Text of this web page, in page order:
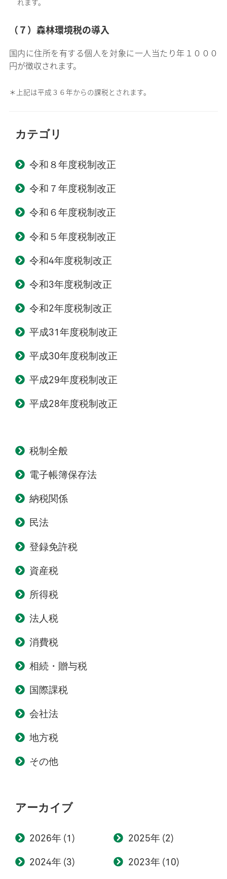
（７）森林環境税の導入
国内に住所を有する個人を対象に一人当たり年１０００
円が徴収されます。
＊上記は平成３６年からの課税とされます。
カテゴリ
令和８年度税制改正
令和７年度税制改正
令和６年度税制改正
令和５年度税制改正
令和4年度税制改正
令和3年度税制改正
令和2年度税制改正
平成31年度税制改正
平成30年度税制改正
平成29年度税制改正
平成28年度税制改正
税制全般
電子帳簿保存法
納税関係
民法
登録免許税
資産税
所得税
法人税
消費税
相続・贈与税
国際課税
会社法
地方税
その他
アーカイブ
2026 (1) 2025 (2)
2024 (3) 2023 (10)